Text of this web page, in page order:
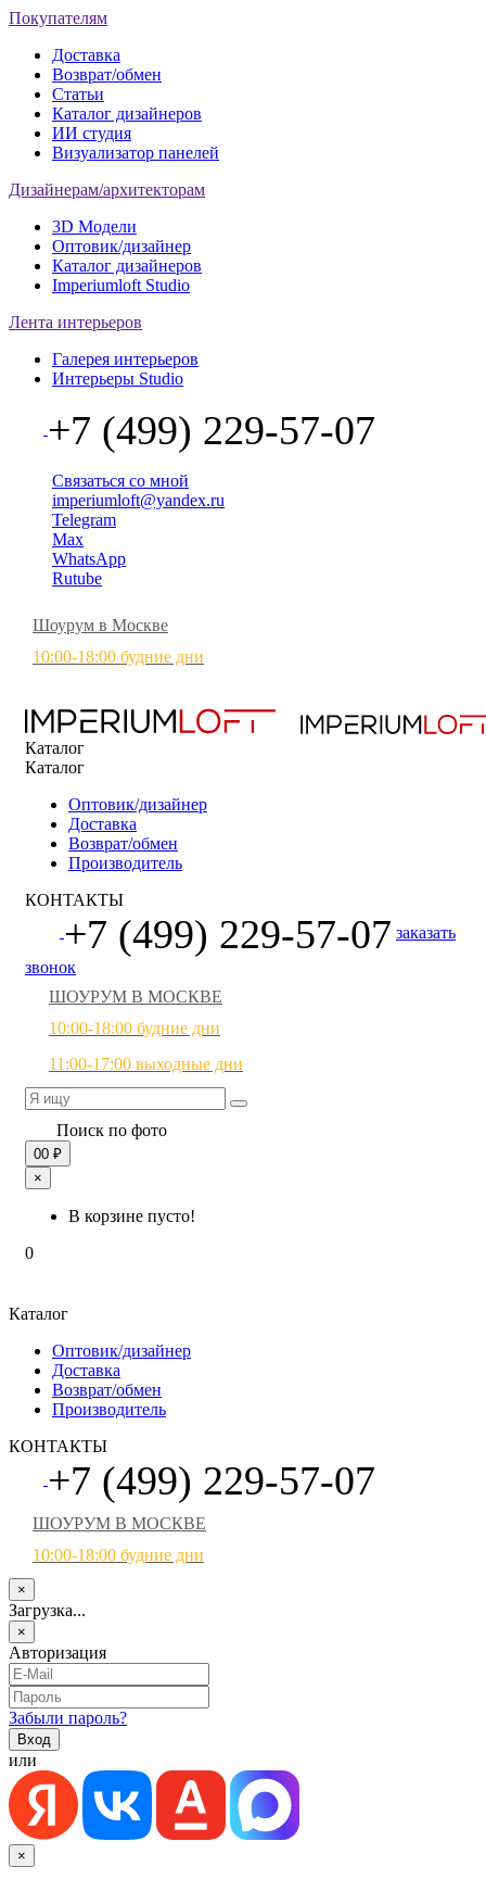
Покупателям
Доставка
Возврат/обмен
Статьи
Каталог дизайнеров
ИИ студия
Визуализатор панелей
Дизайнерам/архитекторам
3D Модели
Оптовик/дизайнер
Каталог дизайнеров
Imperiumloft Studio
Лента интерьеров
Галерея интерьеров
Интерьеры Studio
+7 (499) 229-57-07
Связаться со мной
imperiumloft@yandex.ru
Telegram
Max
WhatsApp
Rutube
Шоурум в Москве
10:00-18:00 будние дни
Каталог
Каталог
Оптовик/дизайнер
Доставка
Возврат/обмен
Производитель
КОНТАКТЫ
+7 (499) 229-57-07 заказать
звонок
ШОУРУМ В МОСКВЕ
10:00-18:00 будние дни
11:00-17:00 выходные дни
Поиск по фото
00 ₽
×
В корзине пусто!
0
Каталог
Оптовик/дизайнер
Доставка
Возврат/обмен
Производитель
КОНТАКТЫ
+7 (499) 229-57-07
ШОУРУМ В МОСКВЕ
10:00-18:00 будние дни
×
Загрузка...
×
Авторизация
Забыли пароль?
или
×